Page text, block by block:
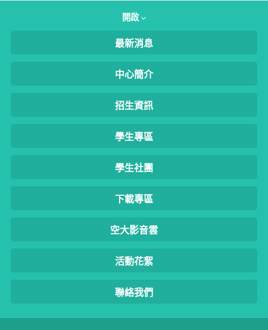
開啟
最新消息
中心簡介
招生資訊
學生專區
學生社團
下載專區
空大影音雲
活動花絮
聯絡我們